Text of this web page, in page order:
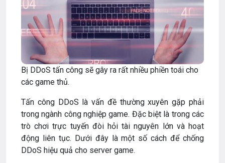
Bị DDoS tấn công sẽ gây ra rất nhiều phiền toái cho
các game thủ.
Tấn công DDoS là vấn đề thường xuyên gặp phải
trong ngành công nghiệp game. Đặc biệt là trong các
trò chơi trực tuyến đòi hỏi tài nguyên lớn và hoạt
động liên tục. Dưới đây là một số cách để chống
DDoS hiệu quả cho server game.